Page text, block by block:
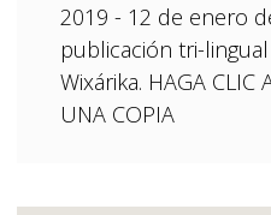
2019 - 12 de enero
publicación tri-
Wixárika. HAGA CLIC
UNA COPIA